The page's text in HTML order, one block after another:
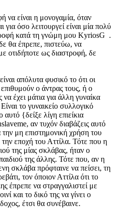
να είναι η μονογαμία, όταν
για όσο λειτουργεί είναι μία πολύ
κατά τη γνώμη μου KyriosG .
θα έπρεπε, πιστεύω, να
οτιδήποτε ως διαστροφή, δε
απόλυτα φυσικό το ότι οι
επιθυμούν ο άντρας τους, ή ο
να έχει μάτια για άλλη γυναίκα
Είναι το γυναικείο συλλογικό
αυτό {δείξε λίγη επιείκια
αν τυχόν διαβάζεις αυτό
την μη επιστημονική χρήση του
εποχή του Αττίλα. Τότε που η
της μίας σκλάβας, ήταν ο
της άλλης. Τότε που, αν η
σκλάβα πρόφταινε να πείσει, τη
τον όποιον Αττίλα ότι το
έπρεπε να στραγγαλιστεί με
και το δικό της να γίνει ο
έτσι θα συνέβαινε.